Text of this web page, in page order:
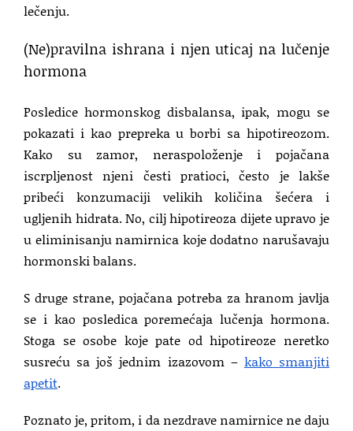
lečenju.
(Ne)pravilna ishrana i njen uticaj na lučenje
hormona
Posledice hormonskog disbalansa, ipak, mogu se
pokazati i kao prepreka u borbi sa hipotireozom.
Kako su zamor, neraspoloženje i pojačana
iscrpljenost njeni česti pratioci, često je lakše
pribeći konzumaciji velikih količina šećera i
ugljenih hidrata. No, cilj hipotireoza dijete upravo je
u eliminisanju namirnica koje dodatno narušavaju
hormonski balans.
S druge strane, pojačana potreba za hranom javlja
se i kao posledica poremećaja lučenja hormona.
Stoga se osobe koje pate od hipotireoze neretko
susreću sa još jednim izazovom – kako smanjiti
apetit.
Poznato je, pritom, i da nezdrave namirnice ne daju